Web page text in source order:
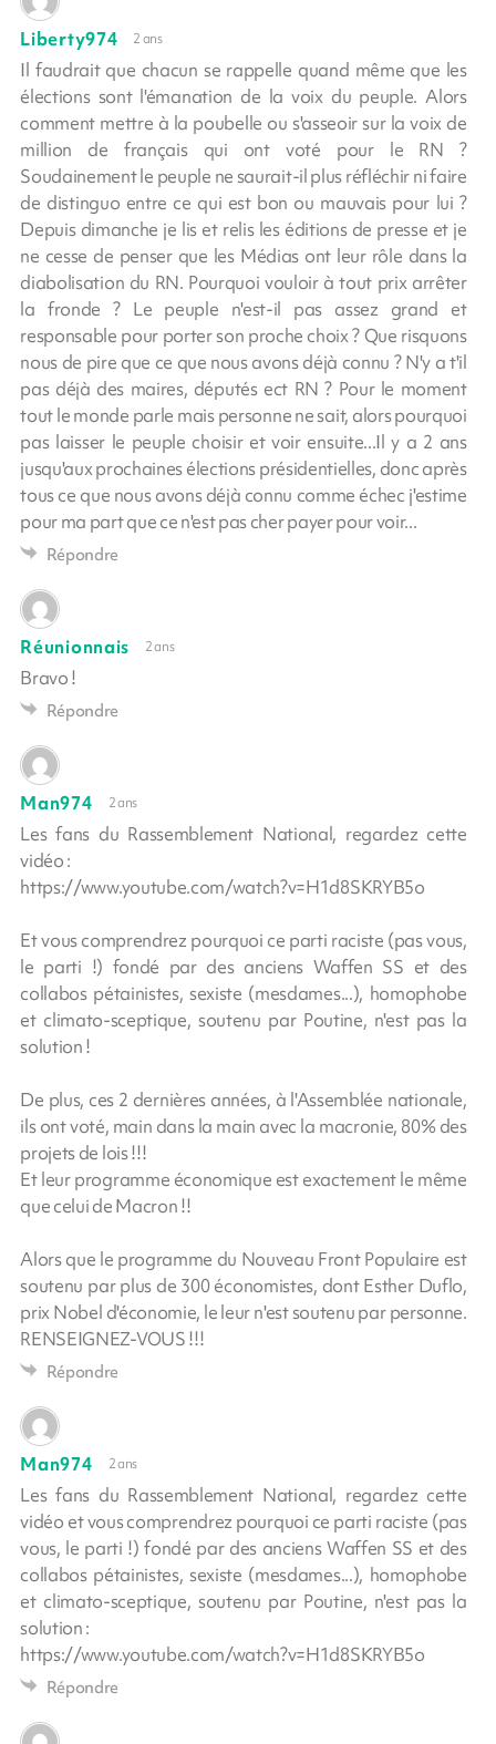
Liberty974 2 ans
Il faudrait que chacun se rappelle quand même que les
élections sont l'émanation de la voix du peuple. Alors
comment mettre à la poubelle ou s'asseoir sur la voix de
million de français qui ont voté pour le RN ?
Soudainement le peuple ne saurait-il plus réfléchir ni faire
de distinguo entre ce qui est bon ou mauvais pour lui ?
Depuis dimanche je lis et relis les éditions de presse et je
ne cesse de penser que les Médias ont leur rôle dans la
diabolisation du RN. Pourquoi vouloir à tout prix arrêter
la fronde ? Le peuple n'est-il pas assez grand et
responsable pour porter son proche choix ? Que risquons
nous de pire que ce que nous avons déjà connu ? N'y a t'il
pas déjà des maires, députés ect RN ? Pour le moment
tout le monde parle mais personne ne sait, alors pourquoi
pas laisser le peuple choisir et voir ensuite...Il y a 2 ans
jusqu'aux prochaines élections présidentielles, donc après
tous ce que nous avons déjà connu comme échec j'estime
pour ma part que ce n'est pas cher payer pour voir...
Répondre
Réunionnais 2 ans
Bravo !
Répondre
Man974 2 ans
Les fans du Rassemblement National, regardez cette
vidéo :
https://www.youtube.com/watch?v=H1d8SKRYB5o
Et vous comprendrez pourquoi ce parti raciste (pas vous,
le parti !) fondé par des anciens Waffen SS et des
collabos pétainistes, sexiste (mesdames...), homophobe
et climato-sceptique, soutenu par Poutine, n'est pas la
solution !
De plus, ces 2 dernières années, à l'Assemblée nationale,
ils ont voté, main dans la main avec la macronie, 80% des
projets de lois !!!
Et leur programme économique est exactement le même
que celui de Macron !!
Alors que le programme du Nouveau Front Populaire est
soutenu par plus de 300 économistes, dont Esther Duflo,
prix Nobel d'économie, le leur n'est soutenu par personne.
RENSEIGNEZ-VOUS !!!
Répondre
Man974 2 ans
Les fans du Rassemblement National, regardez cette
vidéo et vous comprendrez pourquoi ce parti raciste (pas
vous, le parti !) fondé par des anciens Waffen SS et des
collabos pétainistes, sexiste (mesdames...), homophobe
et climato-sceptique, soutenu par Poutine, n'est pas la
solution :
https://www.youtube.com/watch?v=H1d8SKRYB5o
Répondre